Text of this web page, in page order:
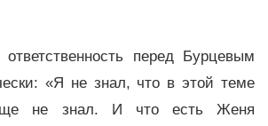
перед Бурцевым
«Я не знал, что в этой теме
не знал. И что есть Женя